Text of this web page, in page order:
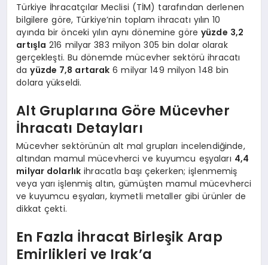
Türkiye İhracatçılar Meclisi (TİM) tarafından derlenen
bilgilere göre, Türkiye’nin toplam ihracatı yılın 10
ayında bir önceki yılın aynı dönemine göre yüzde 3,2
artışla 216 milyar 383 milyon 305 bin dolar olarak
gerçekleşti. Bu dönemde mücevher sektörü ihracatı
dayüzde 7,8 artarak 6 milyar 149 milyon 148 bin
dolara yükseldi.
Alt Gruplarına Göre Mücevher
İhracatı Detayları
Mücevher sektörünün alt mal grupları incelendiğinde,
altından mamul mücevherci ve kuyumcu eşyaları 4,4
milyar dolarlık ihracatla başı çekerken; işlenmemiş
veya yarı işlenmiş altın, gümüşten mamul mücevherci
ve kuyumcu eşyaları, kıymetli metaller gibi ürünler de
dikkat çekti.
En Fazla İhracat Birleşik Arap
Emirlikleri ve Irak’a